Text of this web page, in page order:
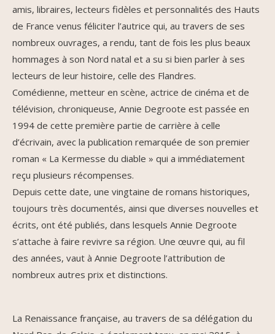
amis, libraires, lecteurs fidèles et personnalités des Hauts
de France venus féliciter l’autrice qui, au travers de ses
nombreux ouvrages, a rendu, tant de fois les plus beaux
hommages à son Nord natal et a su si bien parler à ses
lecteurs de leur histoire, celle des Flandres.
Comédienne, metteur en scène, actrice de cinéma et de
télévision, chroniqueuse, Annie Degroote est passée en
1994 de cette première partie de carrière à celle
d’écrivain, avec la publication remarquée de son premier
roman « La Kermesse du diable » qui a immédiatement
reçu plusieurs récompenses.
Depuis cette date, une vingtaine de romans historiques,
toujours très documentés, ainsi que diverses nouvelles et
écrits, ont été publiés, dans lesquels Annie Degroote
s’attache à faire revivre sa région. Une œuvre qui, au fil
des années, vaut à Annie Degroote l’attribution de
nombreux autres prix et distinctions.
La Renaissance française, au travers de sa délégation du